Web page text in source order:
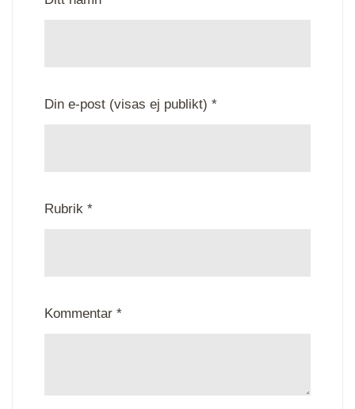
Din e-post (visas ej publikt) *
Rubrik *
Kommentar *